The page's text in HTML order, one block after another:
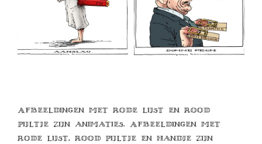
Afbeeldingen met rode lijst en rood
pijltje zijn animaties. Afbeeldingen met
rode lijst, rood pijltje en handje zijn